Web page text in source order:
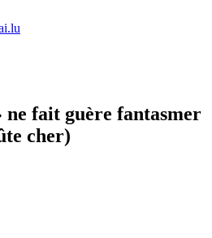
ne fait guère fantasmer
cher)